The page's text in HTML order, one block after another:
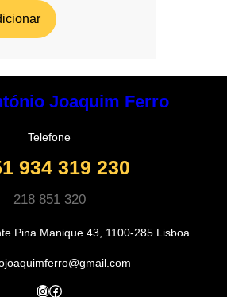
Joaquim Ferro
Telefone
934 319 230
218 851 320
Pina Manique 43, 1100-285 Lisboa
InstagramFacebook